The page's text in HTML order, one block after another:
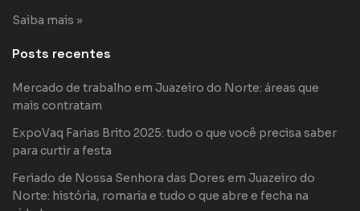
Saiba mais »
Posts recentes
Mercado de trabalho em Juazeiro do Norte: áreas que
mais contratam
ExpoVaq Farias Brito 2025: tudo o que você precisa saber
para curtir a festa
Feriado de Nossa Senhora das Dores em Juazeiro do
Norte: história, romaria e tudo o que abre e fecha na